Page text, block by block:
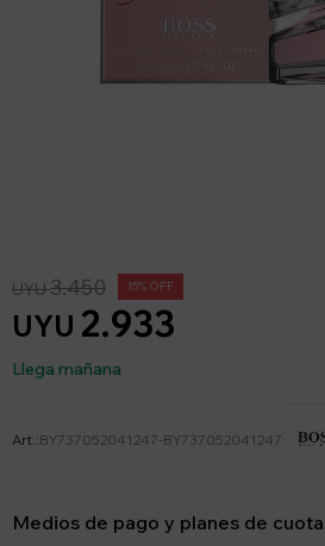
UYU 2.933
UYU3.450 15
Llega mañana
BY737052041247-BY737052041247
Medios de pago y planes de